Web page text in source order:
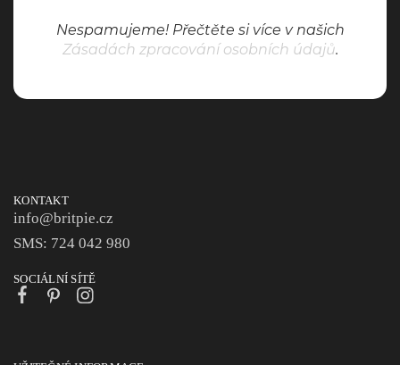
Nespamujeme! Přečtěte si více v našich
Zásadách zpracování osobních údajů.
KONTAKT
info@britpie.cz
SMS: 724 042 980
SOCIÁLNÍ SÍTĚ